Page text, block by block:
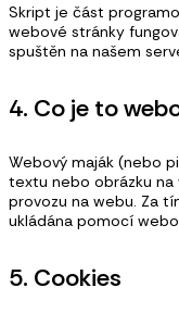
Skript je část
webové stránky
spuštěn na našem
4. Co je to
Webový maják (nebo
textu nebo obrázku na
provozu na webu. Za
ukládána pomocí
5. Cookies